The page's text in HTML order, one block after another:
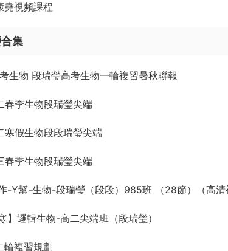
視頻課程
集
生物 段瑞瑩高考生物一輪複習暑秋聯報
季生物段瑞瑩尖端
假生物段段瑞瑩尖端
季生物段瑞瑩尖端
-Y幫-生物-段瑞瑩（段段）985班 （28節）（高清
邏輯生物-高二尖端班（段瑞瑩）
複習規劃